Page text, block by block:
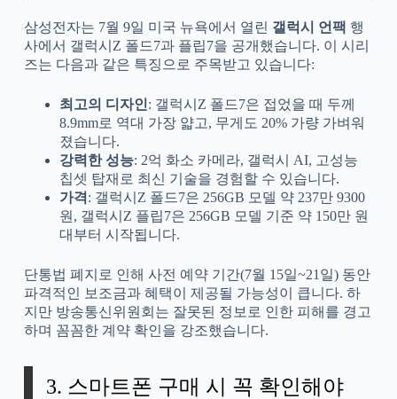
삼성전자는 7월 9일 미국 뉴욕에서 열린 갤럭시 언팩 행
사에서 갤럭시Z 폴드7과 플립7을 공개했습니다. 이 시리
즈는 다음과 같은 특징으로 주목받고 있습니다:
최고의 디자인: 갤럭시Z 폴드7은 접었을 때 두께
8.9mm로 역대 가장 얇고, 무게도 20% 가량 가벼워
졌습니다.
강력한 성능: 2억 화소 카메라, 갤럭시 AI, 고성능
칩셋 탑재로 최신 기술을 경험할 수 있습니다.
가격 : 갤럭시Z 폴드7은 256GB 모델 약 237만 9300
원, 갤럭시Z 플립7은 256GB 모델 기준 약 150만 원
대부터 시작됩니다.
단통법 폐지로 인해 사전 예약 기간(7월 15일~21일) 동안
파격적인 보조금과 혜택이 제공될 가능성이 큽니다. 하
지만 방송통신위원회는 잘못된 정보로 인한 피해를 경고
하며 꼼꼼한 계약 확인을 강조했습니다.
3. 스마트폰 구매 시 꼭 확인해야